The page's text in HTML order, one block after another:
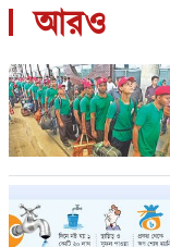
আরও